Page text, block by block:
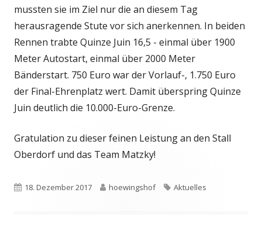
mussten sie im Ziel nur die an diesem Tag
herausragende Stute vor sich anerkennen. In beiden
Rennen trabte Quinze Juin 16,5 - einmal über 1900
Meter Autostart, einmal über 2000 Meter
Bänderstart. 750 Euro war der Vorlauf-, 1.750 Euro
der Final-Ehrenplatz wert. Damit überspring Quinze
Juin deutlich die 10.000-Euro-Grenze.
Gratulation zu dieser feinen Leistung an den Stall
Oberdorf und das Team Matzky!
Veröffentlicht
18. Dezember 2017 Autor
hoewingshof Schlagwörter
Aktuelles